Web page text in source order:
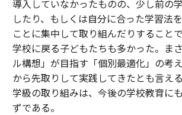
導入していなかったものの、少し前の
したり、もしくは自分に合った学習法
ことに集中して取り組んだりすること
学校に戻る子どもたちも多かった。ま
ル構想」が目指す「個別最適化」の考
から先取りして実践してきたとも言え
学級の取り組みは、今後の学校教育に
ずである。